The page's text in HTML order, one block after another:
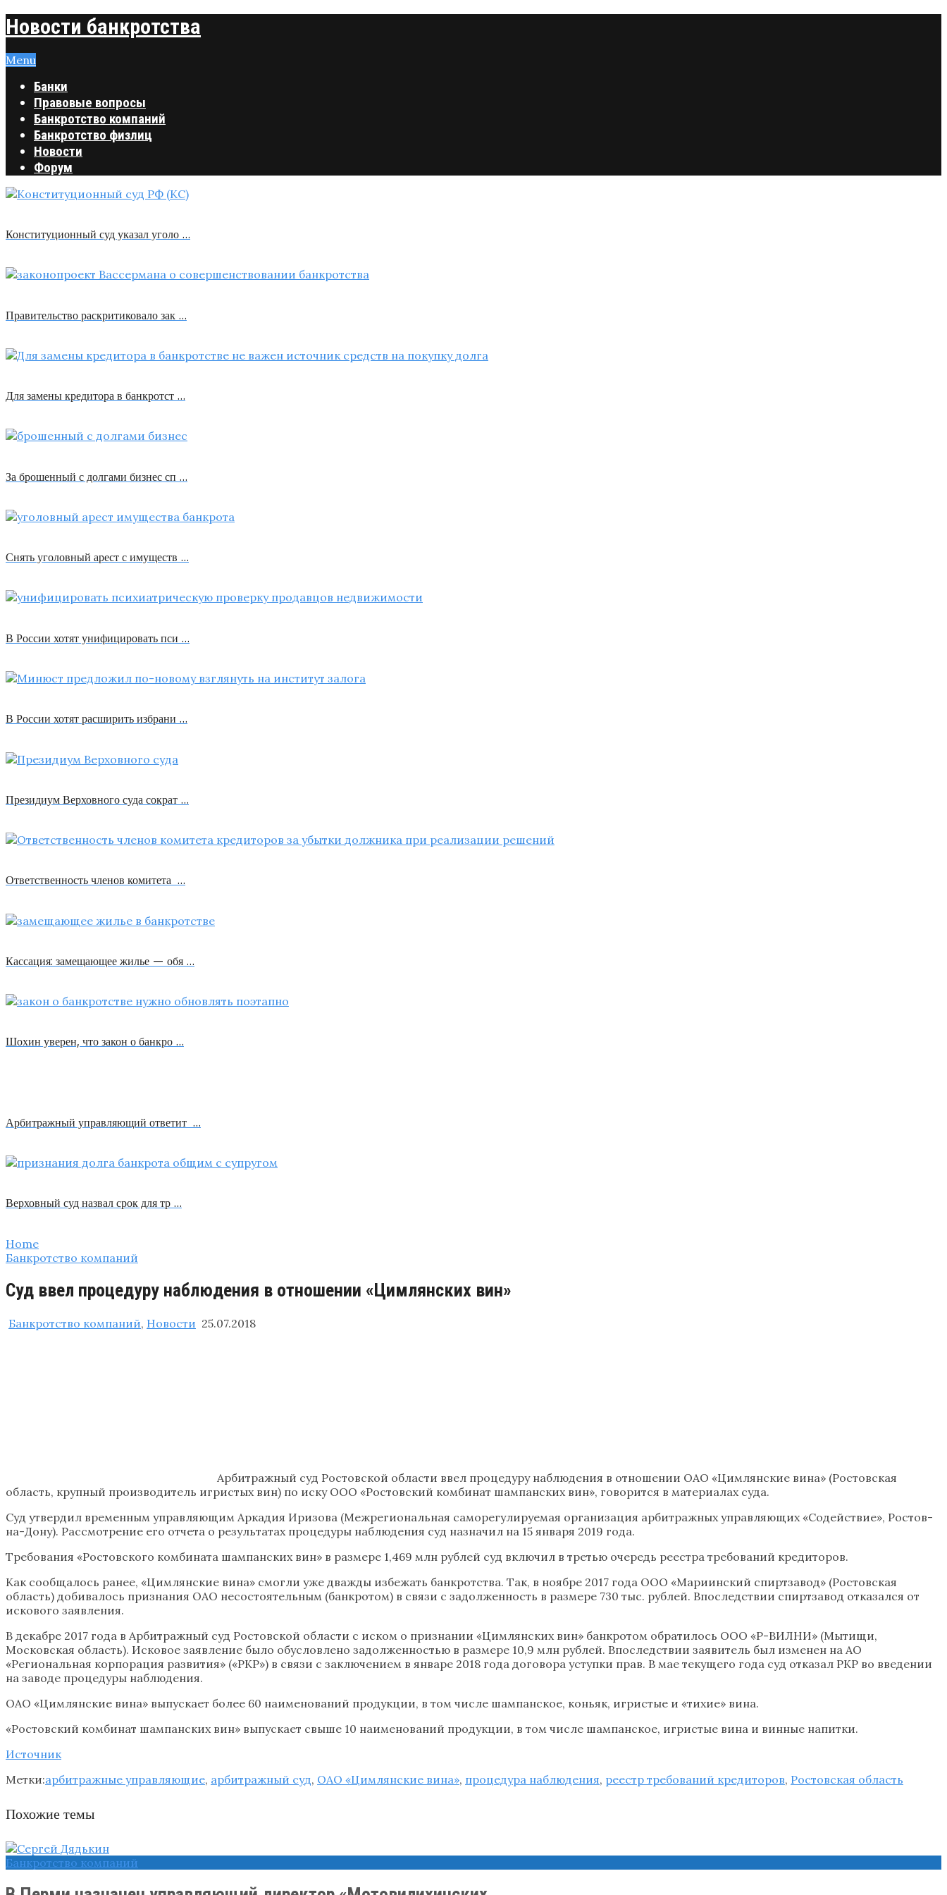
Новости банкротства
Menu
Банки
Правовые вопросы
Банкротство компаний
Банкротство физлиц
Новости
Форум
Конституционный суд указал уголо …
Правительство раскритиковало зак …
Для замены кредитора в банкротст …
За брошенный с долгами бизнес сп …
Снять уголовный арест с имуществ …
В России хотят унифицировать пси …
В России хотят расширить избрани …
Президиум Верховного суда сократ …
Ответственность членов комитета …
Кассация: замещающее жилье — обя …
Шохин уверен, что закон о банкро …
Арбитражный управляющий ответит …
Верховный суд назвал срок для тр …
Home
Банкротство компаний
Суд ввел процедуру наблюдения в отношении «Цимлянских вин»
Банкротство компаний, Новости 25.07.2018
Арбитражный суд Ростовской области ввел процедуру наблюдения в отношении ОАО «Цимлянские вина» (Ростовская
область, крупный производитель игристых вин) по иску ООО «Ростовский комбинат шампанских вин», говорится в материалах суда.
Суд утвердил временным управляющим Аркадия Иризова (Межрегиональная саморегулируемая организация арбитражных управляющих «Содействие», Ростов-
на-Дону). Рассмотрение его отчета о результатах процедуры наблюдения суд назначил на 15 января 2019 года.
Требования «Ростовского комбината шампанских вин» в размере 1,469 млн рублей суд включил в третью очередь реестра требований кредиторов.
Как сообщалось ранее, «Цимлянские вина» смогли уже дважды избежать банкротства. Так, в ноябре 2017 года ООО «Мариинский спиртзавод» (Ростовская
область) добивалось признания ОАО несостоятельным (банкротом) в связи с задолженность в размере 730 тыс. рублей. Впоследствии спиртзавод отказался от
искового заявления.
В декабре 2017 года в Арбитражный суд Ростовской области с иском о признании «Цимлянских вин» банкротом обратилось ООО «Р-ВИЛНИ» (Мытищи,
Московская область). Исковое заявление было обусловлено задолженностью в размере 10,9 млн рублей. Впоследствии заявитель был изменен на АО
«Региональная корпорация развития» («РКР») в связи с заключением в январе 2018 года договора уступки прав. В мае текущего года суд отказал РКР во введении
на заводе процедуры наблюдения.
ОАО «Цимлянские вина» выпускает более 60 наименований продукции, в том числе шампанское, коньяк, игристые и «тихие» вина.
«Ростовский комбинат шампанских вин» выпускает свыше 10 наименований продукции, в том числе шампанское, игристые вина и винные напитки.
Источник
Метки:арбитражные управляющие, арбитражный суд, ОАО «Цимлянские вина», процедура наблюдения, реестр требований кредиторов, Ростовская область
Похожие темы
Банкротство компаний